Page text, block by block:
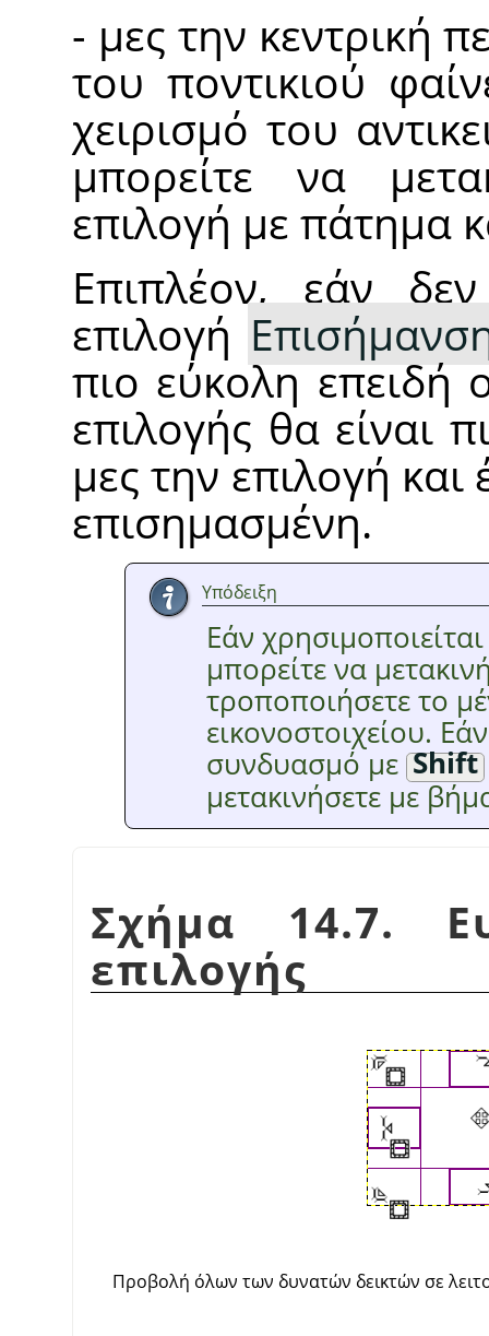
- μες την κεντρική
του ποντικιού
χειρισμό του
μπορείτε να
επιλογή με πάτημα
Επιπλέον, εάν
επιλογή
πιο εύκολη επειδή
επιλογής θα είναι
μες την επιλογή και
επισημασμένη.
Υπόδειξη
Εάν
μπορείτε να
τροποποιήσετε το
εικονοστοιχείου.
συνδυασμό με Shift
μετακινήσετε με
Σχήμα 14.7.
επιλογής
Προβολή όλων των δυνατών δεικτών σε